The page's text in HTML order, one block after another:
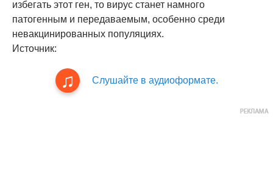
избегать этот ген, то вирус станет намного
патогенным и передаваемым, особенно среди
невакцинированных популяциях.
Источник:
Слушайте в аудиоформате.